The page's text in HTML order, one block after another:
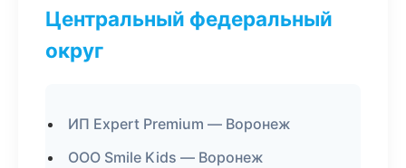
Центральный федеральный
округ
ИП Expert Premium — Воронеж
ООО Smile Kids — Воронеж